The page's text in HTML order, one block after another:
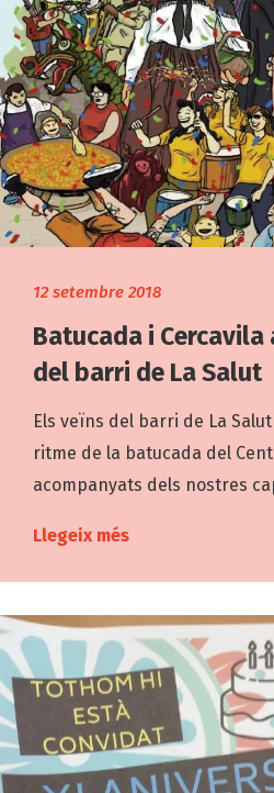
12 setembre 2018
Batucada i Cercavila
del barri de La Salut
Els veïns del barri de La
ritme de la batucada del
acompanyats dels nostres
Llegeix més